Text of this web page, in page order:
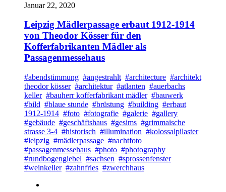
Januar 22, 2020
Leipzig Mädlerpassage erbaut 1912-1914
von Theodor Kösser für den
Kofferfabrikanten Mädler als
Passagenmessehaus
#abendstimmung #angestrahlt #architecture #architekt
theodor kösser #architektur #atlanten #auerbachs
keller #bauherr kofferfabrikant mädler #bauwerk
#bild #blaue stunde #brüstung #building #erbaut
1912-1914 #foto #fotografie #galerie #gallery
#gebäude #geschäftshaus #gesims #grimmaische
strasse 3-4 #historisch #illumination #kolossalpilaster
#leipzig #mädlerpassage #nachtfoto
#passagenmessehaus #photo #photography
#rundbogengiebel #sachsen #sprossenfenster
#weinkeller #zahnfries #zwerchhaus